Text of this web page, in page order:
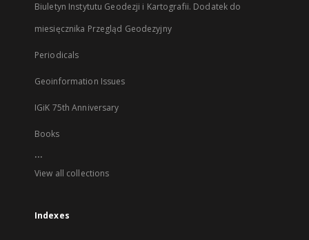
Biuletyn Instytutu Geodezji i Kartografii. Dodatek do
miesięcznika Przegląd Geodezyjny
Periodicals
Geoinformation Issues
IGiK 75th Anniversary
Books
...
View all collections
Indexes